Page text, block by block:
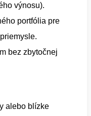
výnosu).
portfólia pre
bez zbytočnej
alebo blízke